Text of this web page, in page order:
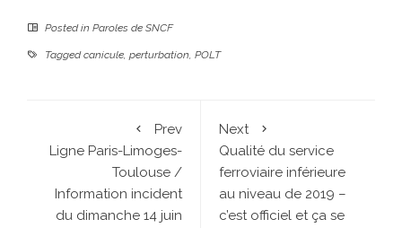
Posted in Paroles de SNCF
Taggedcanicule, perturbation, POLT
Prev
Ligne Paris-Limoges-
Toulouse /
Information incident
du dimanche 14 juin
Next
Qualité du service
ferroviaire inférieure
au niveau de 2019 –
c’est officiel et ça se